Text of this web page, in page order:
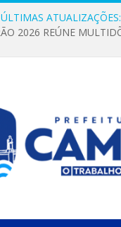
ÚLTIMAS ATUALIZAÇÕES: